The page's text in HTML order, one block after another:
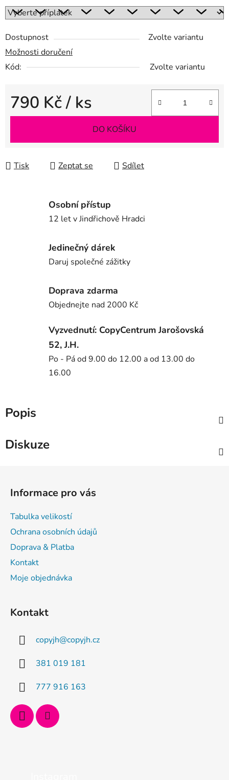
Dostupnost
Zvolte variantu
Možnosti doručení
Kód:
Zvolte variantu
790 Kč/ ks
Měrná cena:
DO KOŠÍKU
Tisk Zeptat se Sdílet
Osobní přístup
12 let v Jindřichově Hradci
Jedinečný dárek
Daruj společné zážitky
Doprava zdarma
Objednejte nad 2000 Kč
Vyzvednutí: CopyCentrum Jarošovská
52, J.H.
Po - Pá od 9.00 do 12.00 a od 13.00 do
16.00
Popis
Diskuze
Informace pro vás
Tabulka velikostí
Ochrana osobních údajů
Doprava & Platba
Kontakt
Moje objednávka
Kontakt
copyjh@copyjh.cz
381 019 181
777 916 163